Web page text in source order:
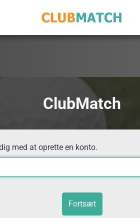
ClubMatch
med at oprette en konto.
Fortsæt